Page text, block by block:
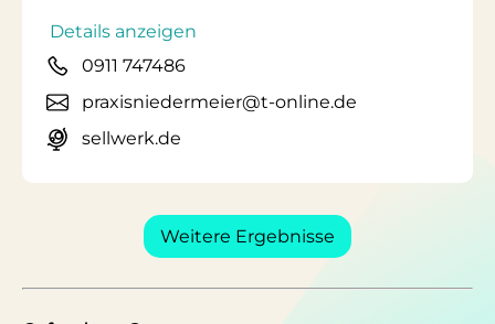
Details anzeigen
0911 747486
praxisniedermeier@t-online.de
sellwerk.de
Weitere Ergebnisse